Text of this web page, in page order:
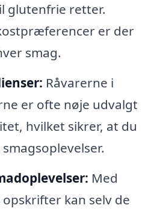
glutenfrie retter.
er der
smag.
Råvarerne i
er ofte nøje udvalgt
hvilket sikrer, at du
Med
kan selv de